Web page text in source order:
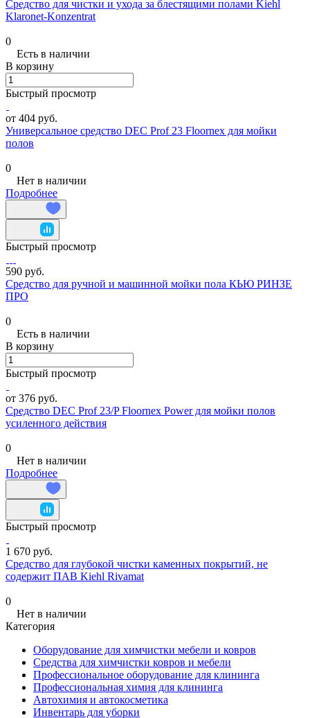
Средство для чистки и ухода за блестящими полами Kiehl
Klaronet-Konzentrat
0
Есть в наличии
В корзину
Быстрый просмотр
от 404 руб.
Универсальное средство DEC Prof 23 Floornex для мойки
полов
0
Нет в наличии
Подробнее
Быстрый просмотр
590 руб.
Средство для ручной и машинной мойки пола КЬЮ РИНЗЕ
ПРО
0
Есть в наличии
В корзину
Быстрый просмотр
от 376 руб.
Средство DEC Prof 23/P Floornex Power для мойки полов
усиленного действия
0
Нет в наличии
Подробнее
Быстрый просмотр
1 670 руб.
Средство для глубокой чистки каменных покрытий, не
содержит ПАВ Kiehl Rivamat
0
Нет в наличии
Категория
Оборудование для химчистки мебели и ковров
Средства для химчистки ковров и мебели
Профессиональное оборудование для клининга
Профессиональная химия для клининга
Автохимия и автокосметика
Инвентарь для уборки